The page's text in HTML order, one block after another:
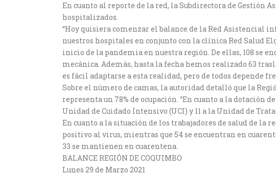
En cuanto al reporte de la red, la Subdirectora de Gestión
hospitalizados.
“Hoy quisiera comenzar el balance de la Red Asistencial
nuestros hospitales en conjunto con la clínica Red Salud
inicio de la pandemia en nuestra región. De ellas, 108 se
mecánica. Además, hasta la fecha hemos realizado 63
es fácil adaptarse a esta realidad, pero de todos depende
Sobre el número de camas, la autoridad detalló que la
representa un 78% de ocupación. “En cuanto a la dotación
Unidad de Cuidado Intensivo (UCI) y 11 a la Unidad de
En cuanto a la situación de los trabajadores de salud de la
positivo al virus, mientras que 54 se encuentran en
33 se mantienen en cuarentena.
BALANCE REGIÓN DE COQUIMBO
Lunes 29 de Marzo 2021